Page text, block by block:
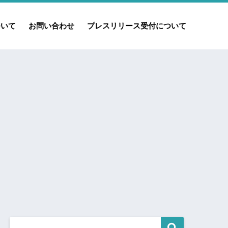
て お問い合わせ プレスリリース受付について